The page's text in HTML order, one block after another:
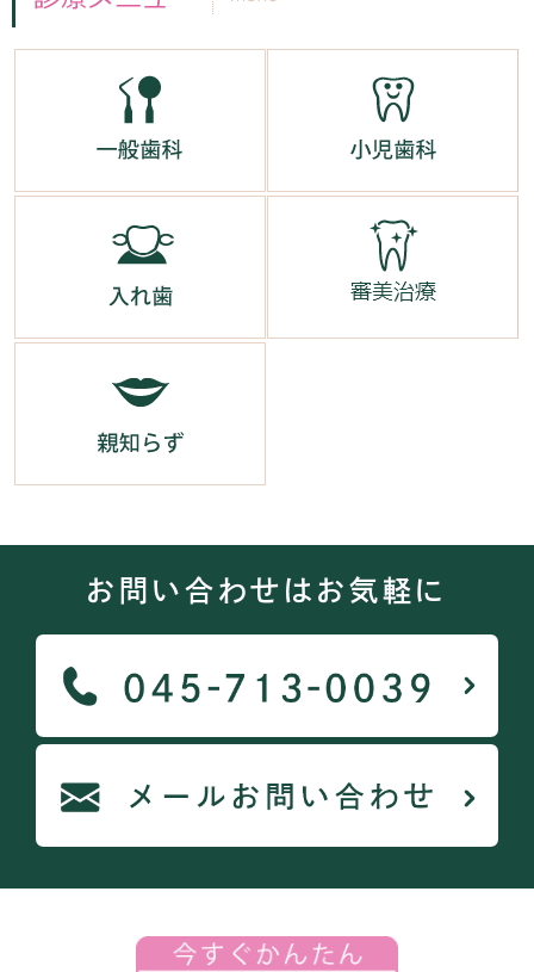
お問い合わせはお気軽に